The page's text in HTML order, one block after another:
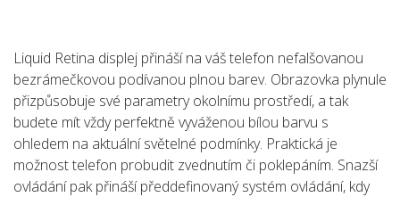
Liquid Retina displej přináší na váš telefon nefalšovanou
bezrámečkovou podívanou plnou barev. Obrazovka plynule
přizpůsobuje své parametry okolnímu prostředí, a tak
budete mít vždy perfektně vyváženou bílou barvu s
ohledem na aktuální světelné podmínky. Praktická je
možnost telefon probudit zvednutím či poklepáním. Snazší
ovládání pak přináší předdefinovaný systém ovládání, kdy